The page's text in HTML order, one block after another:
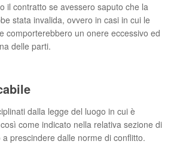
il contratto se avessero saputo che la
stata invalida, ovvero in casi in cui le
comporterebbero un onere eccessivo ed
delle parti.
dalla legge del luogo in cui è
come indicato nella relativa sezione di
prescindere dalle norme di conflitto.